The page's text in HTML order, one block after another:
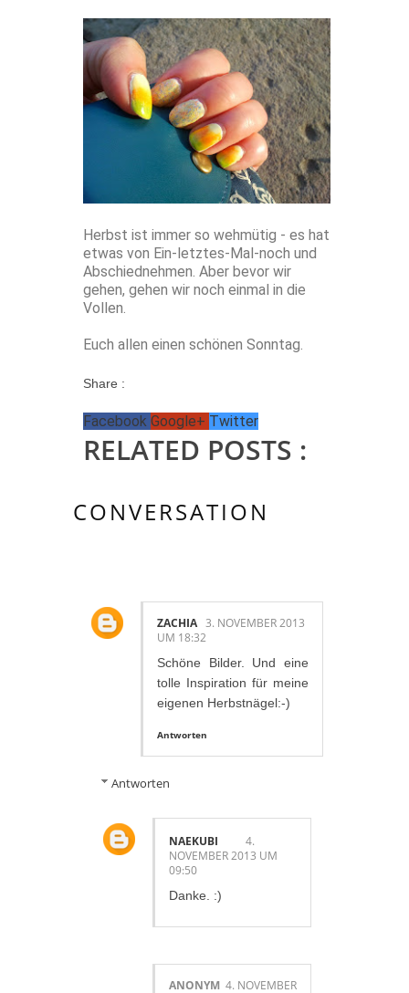
Herbst ist immer so wehmütig - es hat
etwas von Ein-letztes-Mal-noch und
Abschiednehmen. Aber bevor wir
gehen, gehen wir noch einmal in die
Vollen.
Euch allen einen schönen Sonntag.
Share :
Facebook Google+ Twitter
RELATED POSTS :
CONVERSATION
ZACHIA 3. NOVEMBER 2013
UM 18:32
Schöne Bilder. Und eine
tolle Inspiration für meine
eigenen Herbstnägel:-)
Antworten
Antworten
NAEKUBI
4.
NOVEMBER 2013 UM
09:50
Danke. :)
ANONYM 4. NOVEMBER